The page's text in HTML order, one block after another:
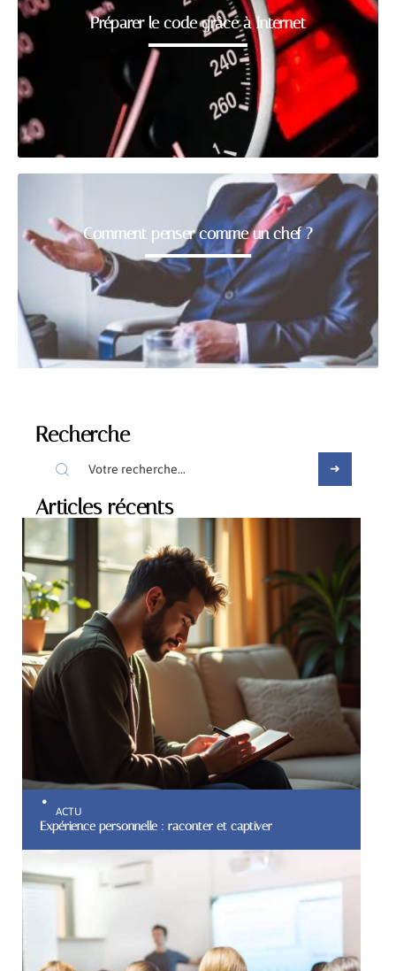
Préparer le code grâce à Internet
Comment penser comme un chef ?
Recherche
Articles récents
ACTU
Expérience personnelle : raconter et captiver